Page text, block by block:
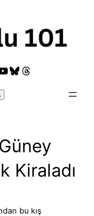
Bluesky
Threads
Kiraladı
bu kış